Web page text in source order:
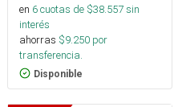
en 6cuotas de $38.557sin
interés
ahorras $9.250 por
transferencia.
Disponible